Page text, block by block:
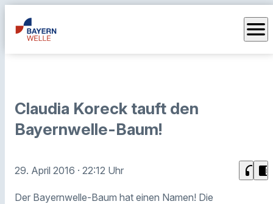
menu
Claudia Koreck tauft den
Bayernwelle-Baum!
29. April 2016 · 22:12 Uhr headphones chrome_reader_mode
Der Bayernwelle-Baum hat einen Namen! Die